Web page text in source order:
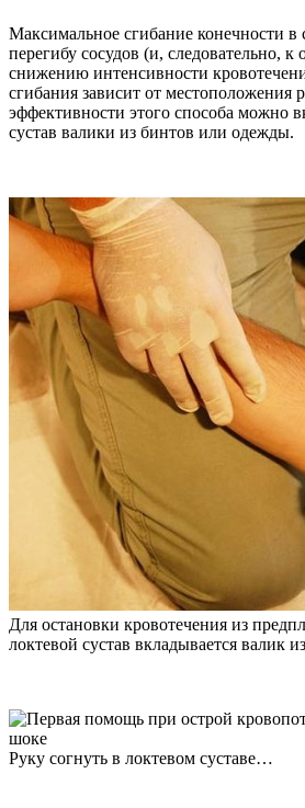
Максимальное сгибание конечности в
перегибу сосудов (и, следовательно, к
снижению интенсивности
сгибания зависит от
эффективности этого способа можно
сустав валики из бинтов или одежды.
Для остановки кровотечения из
локтевой сустав вкладывается валик
Руку согнуть в локтевом суставе…